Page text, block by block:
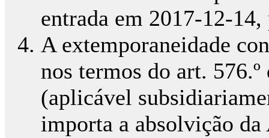
entrada em 2017-12-
A extemporaneidade
nos termos do art.
(aplicável
importa a absolvição